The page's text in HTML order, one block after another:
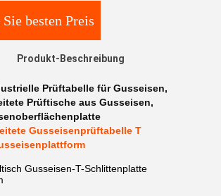
besten Preis
Produkt-Beschreibung
Prüftabelle für Gusseisen,
Prüftische aus Gusseisen,
Gusseisenprüftabelle T
Gusseisen-T-Schlittenplatte